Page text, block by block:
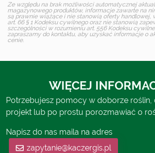
Ze względu na brak możliwości automatycznej
magazynowego produktów, informacje zawarte na
są prawnie wiążące i nie stanowią oferty handlowej,
art. 66 § 1 Kodeksu cywilnego oraz nie stanowią
szczególności w rozumieniu art. 556 Kodeksu
zapraszamy do kontaktu, aby uzyskać informacje o
cenie.
WIĘCEJ
Potrzebujesz pomocy w doborze roślin,
projekt lub po prostu porozmawiać o
Napisz do nas maila na adres
zapytanie@kaczergis.pl